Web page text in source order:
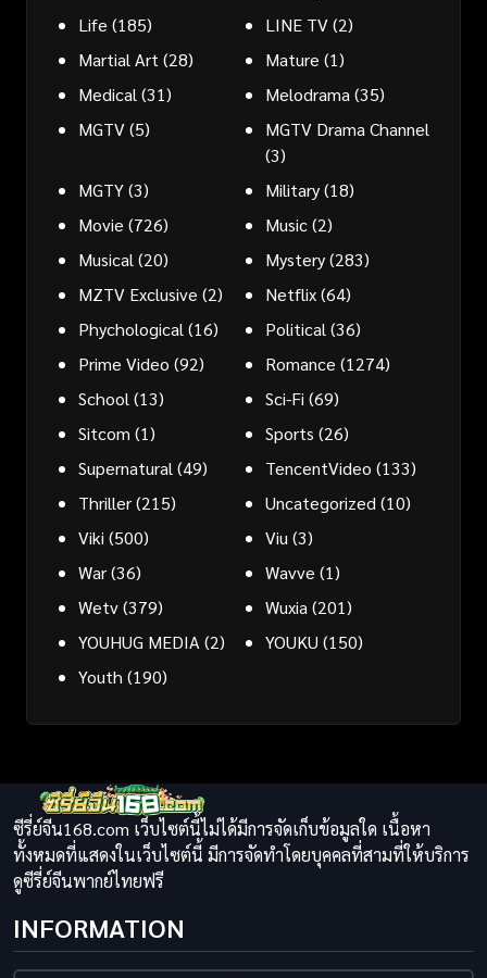
Life (185) LINE TV(2)
Martial Art (28) Mature (1)
Medical (31) Melodrama (35)
MGTV(5)
MGTV Drama Channel
(3)
MGTY(3) Military(18)
Movie (726) Music(2)
Musical (20) Mystery(283)
MZTV Exclusive (2) Netflix(64)
Phychological (16) Political (36)
Prime Video (92) Romance (1274)
School (13) Sci-Fi (69)
Sitcom (1) Sports (26)
Supernatural (49) TencentVideo (133)
Thriller(215) Uncategorized (10)
Viki (500) Viu (3)
War(36) Wavve (1)
Wetv(379) Wuxia (201)
YOUHUG MEDIA (2) YOUKU (150)
Youth (190)
ซีรี่ย์จีน168.com เว็บไซต์นี้ไม่ได้มีการจัดเก็บข้อมูลใด เนื้อหา
ทั้งหมดที่แสดงในเว็บไซต์นี้ มีการจัดทำโดยบุคคลที่สามที่ให้บริการ
ดูซีรี่ย์จีนพากย์ไทยฟรี
INFORMATION